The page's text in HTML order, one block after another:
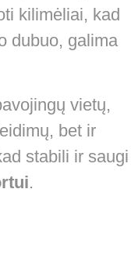
kilimėliai, kad
dubuo, galima
vietų,
bet ir
stabili ir saugi
.